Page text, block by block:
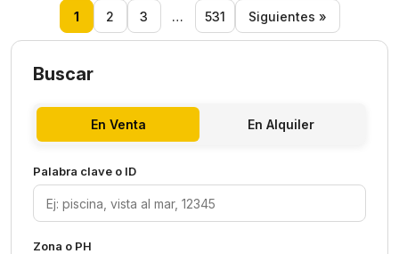
1 2 3 … 531 Siguientes »
Buscar
En Venta En Alquiler
Palabra clave o ID
Zona o PH